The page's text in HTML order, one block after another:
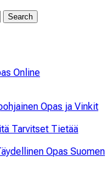
Online
Opas ja Vinkit
Tarvitset Tietää
Opas Suomen